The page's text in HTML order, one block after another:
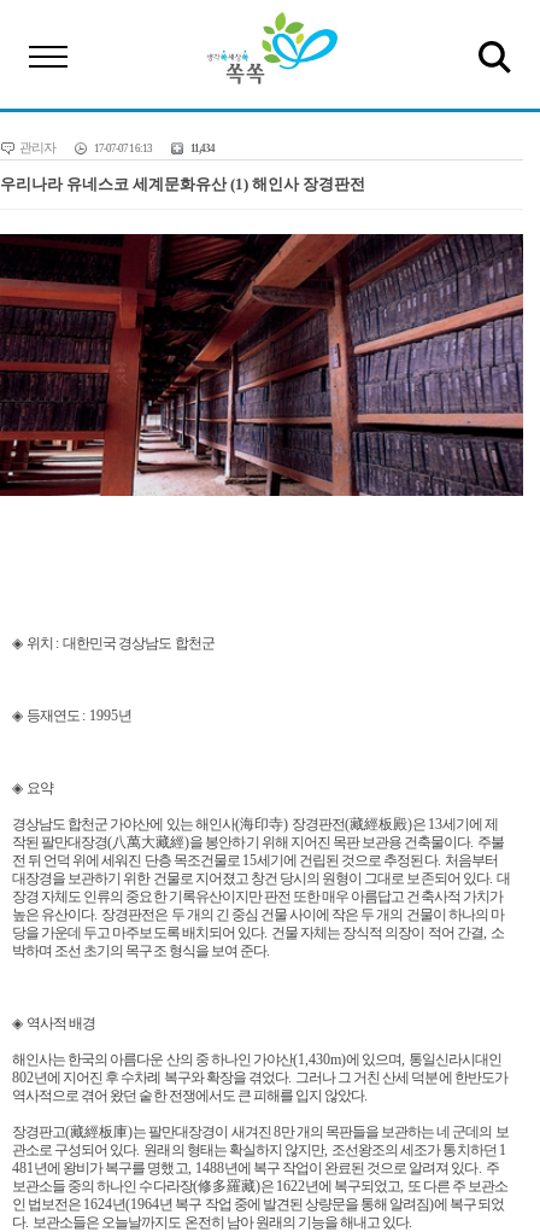
관리자 17-07-07 16:13 11,434
우리나라 유네스코 세계문화유산 (1) 해인사 장경판전
◈ 위치 :대한민국 경상남도 합천군
◈ 등재연도 : 1995년
◈ 요약
경상남도 합천군 가야산에 있는 해인사(海印寺) 장경판전(藏經板殿)은 13세기에 제
작된 팔만대장경(八萬大藏經)을 봉안하기 위해 지어진 목판 보관용 건축물이다. 주불
전 뒤 언덕 위에 세워진 단층 목조건물로 15세기에 건립된 것으로 추정된다. 처음부터
대장경을 보관하기 위한 건물로 지어졌고 창건 당시의 원형이 그대로 보존되어 있다. 대
장경 자체도 인류의 중요한 기록유산이지만 판전 또한 매우 아름답고 건축사적 가치가
높은 유산이다. 장경판전은 두 개의 긴 중심 건물 사이에 작은 두 개의 건물이 하나의 마
당을 가운데 두고 마주보도록 배치되어 있다. 건물 자체는 장식적 의장이 적어 간결, 소
박하며 조선 초기의 목구조 형식을 보여 준다.
◈ 역사적 배경
해인사는 한국의 아름다운 산의 중 하나인 가야산(1,430m)에 있으며, 통일신라시대인
802년에 지어진 후 수차례 복구와 확장을 겪었다. 그러나 그 거친 산세 덕분에 한반도가
역사적으로 겪어 왔던 숱한 전쟁에서도 큰 피해를 입지 않았다.
장경판고(藏經板庫)는 팔만대장경이 새겨진 8만 개의 목판들을 보관하는 네 군데의 보
관소로 구성되어 있다. 원래의 형태는 확실하지 않지만, 조선왕조의 세조가 통치하던 1
481년에 왕비가 복구를 명했고, 1488년에 복구 작업이 완료된 것으로 알려져 있다. 주
보관소들 중의 하나인 수다라장(修多羅藏)은 1622년에 복구되었고, 또 다른 주 보관소
인 법보전은 1624년(1964년 복구 작업 중에 발견된 상량문을 통해 알려짐)에 복구되었
다. 보관소들은 오늘날까지도 온전히 남아 원래의 기능을 해내고 있다.